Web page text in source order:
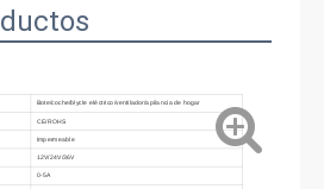
Bote/coche/blycle eléctrico/ventilador/apilancia de hogar
CE/ROHS
Impermeable
12V/24V/36V
0-5A